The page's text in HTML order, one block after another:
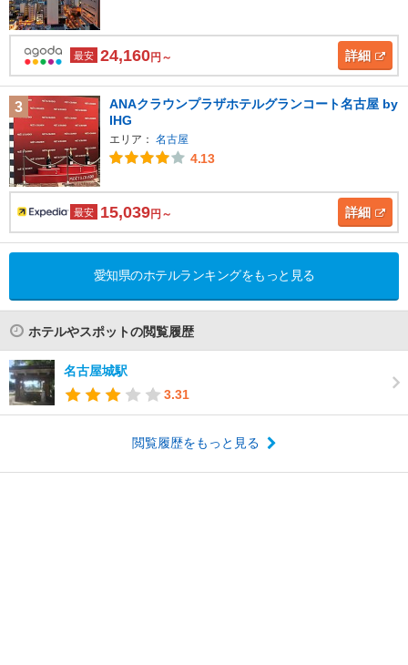
最安 24,160円～ 詳細
3
ANAクラウンプラザホテルグランコート名古屋 by
IHG
エリア： 名古屋
4.13
最安 15,039円～ 詳細
愛知県のホテルランキングをもっと見る
ホテルやスポットの閲覧履歴
名古屋城駅
3.31
閲覧履歴をもっと見る